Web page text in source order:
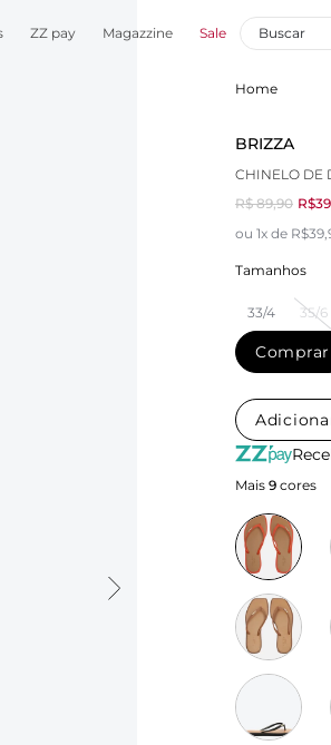
ZZ pay Magazzine Sale
Home
BRIZZA
CHINELO DE
R$ 89,90
ou 1x de
Tamanhos
33/4 35/6
Comprar
Mais 9 cores